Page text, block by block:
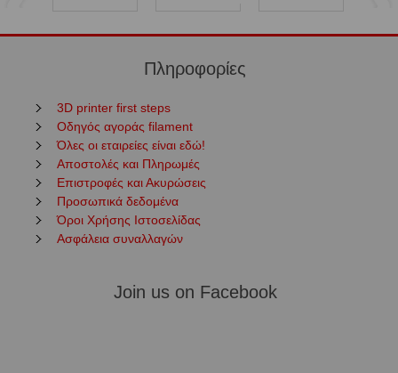
Πληροφορίες
3D printer first steps
Οδηγός αγοράς filament
Όλες οι εταιρείες είναι εδώ!
Αποστολές και Πληρωμές
Επιστροφές και Ακυρώσεις
Προσωπικά δεδομένα
Όροι Χρήσης Ιστοσελίδας
Ασφάλεια συναλλαγών
Join us on Facebook